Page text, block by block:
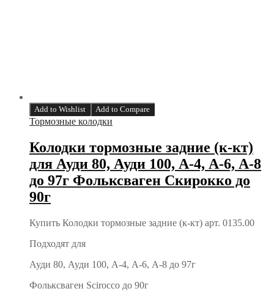
Add to Wishlist Add to Compare
Тормозные колодки
Колодки тормозные задние (к-кт)
для Ауди 80, Ауди 100, А-4, А-6, А-8
до 97г Фольксваген Скирокко до
90г
Купить Колодки тормозные задние (к-кт) арт. 0135.00
Подходят для
Ауди 80, Ауди 100, А-4, А-6, А-8 до 97г
Фольксваген Scirocco до 90г